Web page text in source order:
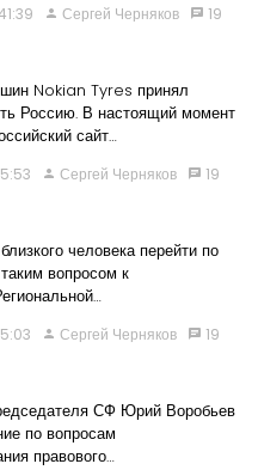
Сергей Черняков 19
Nokian Tyres принял
Россию. В настоящий момент
сайт…
Сергей Черняков 19
человека перейти по
вопросом к
Сергей Черняков 19
СФ Юрий Воробьев
по вопросам
правового…